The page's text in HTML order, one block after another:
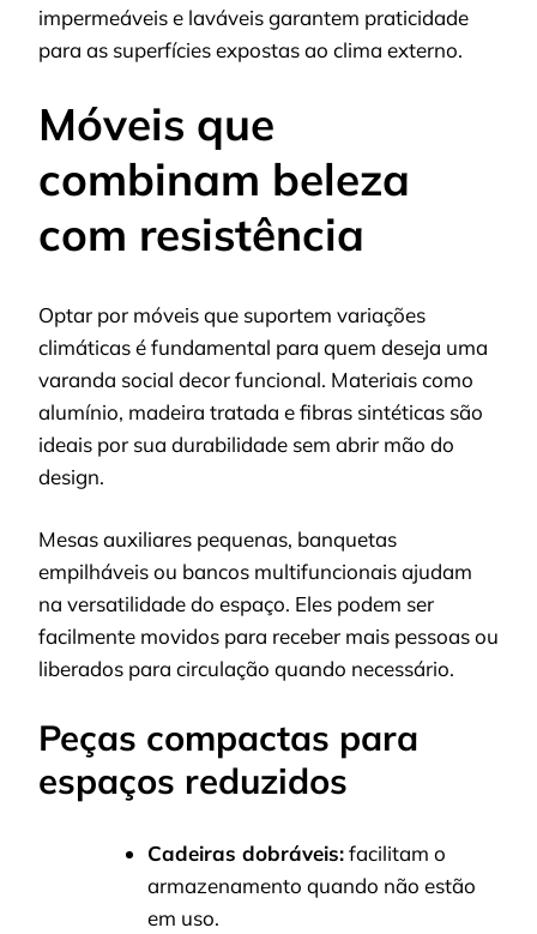
impermeáveis e laváveis garantem praticidade
para as superfícies expostas ao clima externo.
Móveis que
combinam beleza
com resistência
Optar por móveis que suportem variações
climáticas é fundamental para quem deseja uma
varanda social decor funcional. Materiais como
alumínio, madeira tratada e fibras sintéticas são
ideais por sua durabilidade sem abrir mão do
design.
Mesas auxiliares pequenas, banquetas
empilháveis ou bancos multifuncionais ajudam
na versatilidade do espaço. Eles podem ser
facilmente movidos para receber mais pessoas ou
liberados para circulação quando necessário.
Peças compactas para
espaços reduzidos
Cadeiras dobráveis:facilitam o
armazenamento quando não estão
em uso.